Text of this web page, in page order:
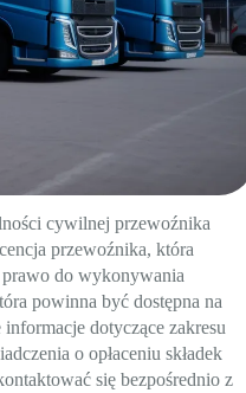
cywilnej przewoźnika
przewoźnika, która
do wykonywania
powinna być dostępna na
dotyczące zakresu
o opłaceniu składek
się bezpośrednio z